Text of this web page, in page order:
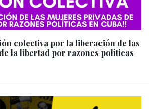
colectiva por la liberación de las
la libertad por razones políticas